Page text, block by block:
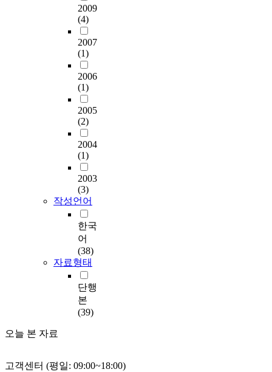
2009
(4)
2007
(1)
2006
(1)
2005
(2)
2004
(1)
2003
(3)
작성언어
한국
어
(38)
자료형태
단행
본
(39)
오늘 본 자료
고객센터 (평일: 09:00~18:00)